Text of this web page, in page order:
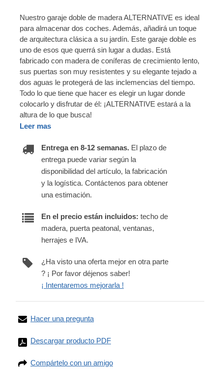
Nuestro garaje doble de madera ALTERNATIVE es ideal
para almacenar dos coches. Además, añadirá un toque
de arquitectura clásica a su jardín. Este garaje doble es
uno de esos que querrá sin lugar a dudas. Está
fabricado con madera de coníferas de crecimiento lento,
sus puertas son muy resistentes y su elegante tejado a
dos aguas le protegerá de las inclemencias del tiempo.
Todo lo que tiene que hacer es elegir un lugar donde
colocarlo y disfrutar de él: ¡ALTERNATIVE estará a la
altura de lo que busca!
Leer mas
Entrega en 8-12 semanas. El plazo de
entrega puede variar según la
disponibilidad del artículo, la fabricación
y la logística. Contáctenos para obtener
una estimación.
En el precio están incluidos: techo de
madera, puerta peatonal, ventanas,
herrajes e IVA.
¿Ha visto una oferta mejor en otra parte
? ¡ Por favor déjenos saber!
¡ Intentaremos mejorarla !
Hacer una pregunta
Descargar producto PDF
Compártelo con un amigo